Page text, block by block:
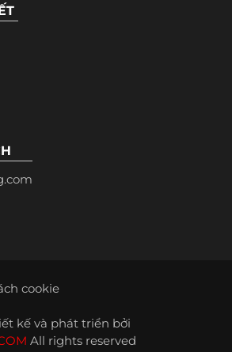
cookie
kế và phát triển bởi
All rights reserved